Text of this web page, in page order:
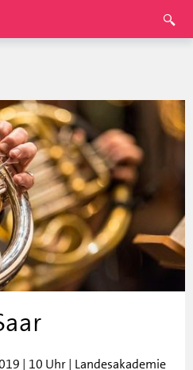
| 10 Uhr | Landesakademie